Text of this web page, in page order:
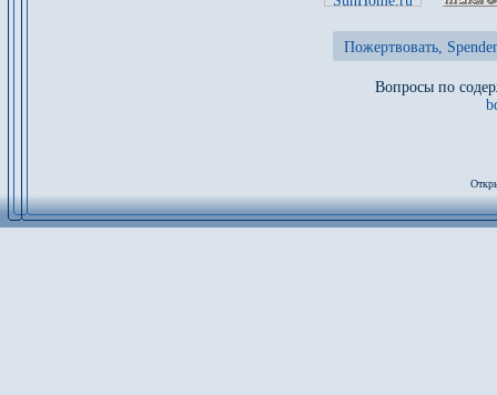
Пожертвовать,
Вопросы по